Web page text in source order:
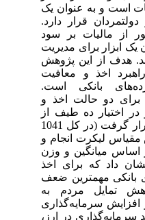
است و به عنوان یک
قرار دارد.
از مالیات بر سود
ابزار برای مدیریت
هدف از این پژوهش
اخذ و معافیت
بانکی است.
دو حالت اخذ و
اختیار ده طیف از
نقش‌آفرینان و خبرگان قرار گرفت (در کل 1041
لیکرت انجام و
میانگین و وزن
داد که برای اخذ
بانکی مهمترین ضعف
تمایل مردم به
سرمایه‌گذاری
در ارز،